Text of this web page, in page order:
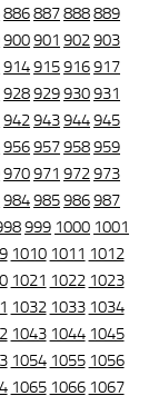
886887888889
900901 902903
914915916917
928929930931
942943944945
956957958959
970971 972973
984985986987
999 1000 1001
1010 1011 1012
1021 1022 1023
1032 1033 1034
1043 1044 1045
1054 1055 1056
1065 1066 1067